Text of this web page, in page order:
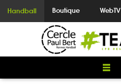
Handball Boutique WebTV